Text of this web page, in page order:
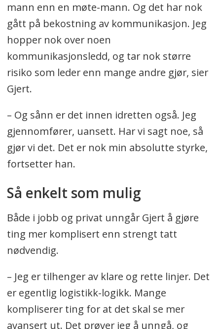
mann enn en møte-mann. Og det har nok
gått på bekostning av kommunikasjon. Jeg
hopper nok over noen
kommunikasjonsledd, og tar nok større
risiko som leder enn mange andre gjør, sier
Gjert.
– Og sånn er det innen idretten også. Jeg
gjennomfører, uansett. Har vi sagt noe, så
gjør vi det. Det er nok min absolutte styrke,
fortsetter han.
Så enkelt som mulig
Både i jobb og privat unngår Gjert å gjøre
ting mer komplisert enn strengt tatt
nødvendig.
– Jeg er tilhenger av klare og rette linjer. Det
er egentlig logistikk-logikk. Mange
kompliserer ting for at det skal se mer
avansert ut. Det prøver jeg å unngå, og